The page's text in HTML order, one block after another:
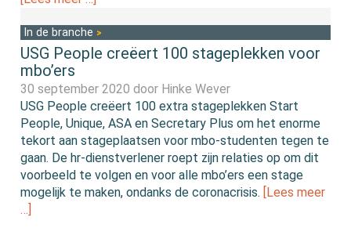
In de branche
USG People creëert 100 stageplekken voor
mbo’ers
30 september 2020 door Hinke Wever
USG People creëert 100 extra stageplekken Start
People, Unique, ASA en Secretary Plus om het enorme
tekort aan stageplaatsen voor mbo-studenten tegen te
gaan. De hr-dienstverlener roept zijn relaties op om dit
voorbeeld te volgen en voor alle mbo’ers een stage
mogelijk te maken, ondanks de coronacrisis. [Lees meer
…]